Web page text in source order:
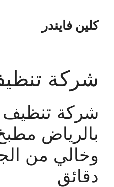
المحتوىكلين فايندر
شركة
شركة تنظيف
بالرياض
وخالي من
دقائق